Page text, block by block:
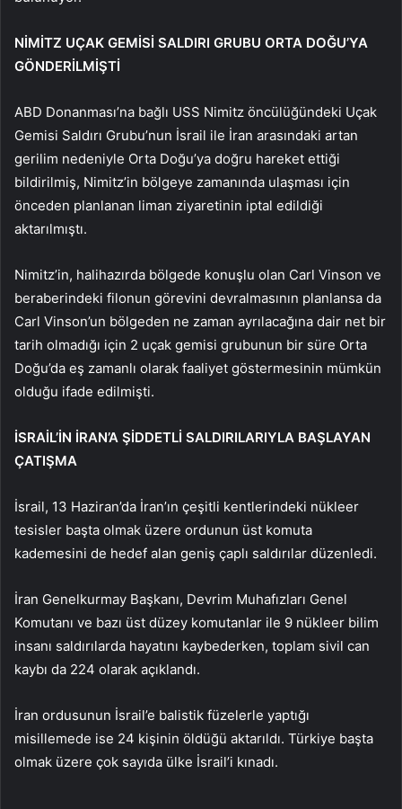
NİMİTZ UÇAK GEMİSİ SALDIRI GRUBU ORTA DOĞU’YA
GÖNDERİLMİŞTİ
ABD Donanması’na bağlı USS Nimitz öncülüğündeki Uçak
Gemisi Saldırı Grubu’nun İsrail ile İran arasındaki artan
gerilim nedeniyle Orta Doğu’ya doğru hareket ettiği
bildirilmiş, Nimitz’in bölgeye zamanında ulaşması için
önceden planlanan liman ziyaretinin iptal edildiği
aktarılmıştı.
Nimitz’in, halihazırda bölgede konuşlu olan Carl Vinson ve
beraberindeki filonun görevini devralmasının planlansa da
Carl Vinson’un bölgeden ne zaman ayrılacağına dair net bir
tarih olmadığı için 2 uçak gemisi grubunun bir süre Orta
Doğu’da eş zamanlı olarak faaliyet göstermesinin mümkün
olduğu ifade edilmişti.
İSRAİL’İN İRAN’A ŞİDDETLİ SALDIRILARIYLA BAŞLAYAN
ÇATIŞMA
İsrail, 13 Haziran’da İran’ın çeşitli kentlerindeki nükleer
tesisler başta olmak üzere ordunun üst komuta
kademesini de hedef alan geniş çaplı saldırılar düzenledi.
İran Genelkurmay Başkanı, Devrim Muhafızları Genel
Komutanı ve bazı üst düzey komutanlar ile 9 nükleer bilim
insanı saldırılarda hayatını kaybederken, toplam sivil can
kaybı da 224 olarak açıklandı.
İran ordusunun İsrail’e balistik füzelerle yaptığı
misillemede ise 24 kişinin öldüğü aktarıldı. Türkiye başta
olmak üzere çok sayıda ülke İsrail’i kınadı.